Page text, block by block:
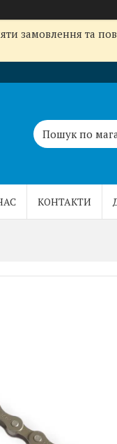
замовлення та
КОНТАКТИ